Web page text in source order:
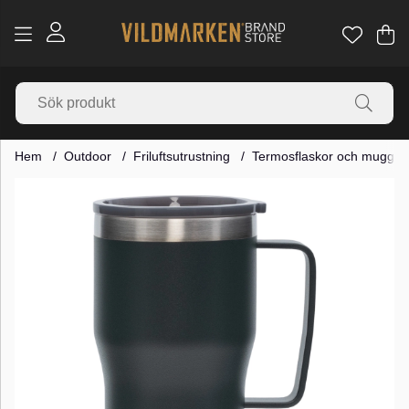
.
Hem Outdoor Friluftsutrustning Termosflaskor och muggar